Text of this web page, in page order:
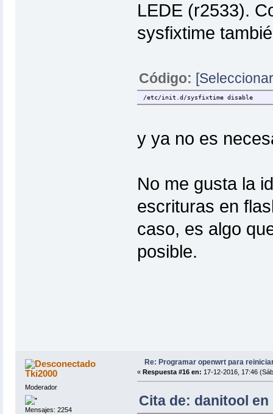
LEDE (r2533).
sysfixtime
Código:
/etc/init.d/sysfixtime disable
y ya no es
No me gusta la
escrituras en
caso, es algo
posible.
Tki2000
Moderador
Mensajes: 2254
Re: Programar openwrt para
« Respuesta #16 en: 17-12-2016, 17:46
Cita de: danitool en